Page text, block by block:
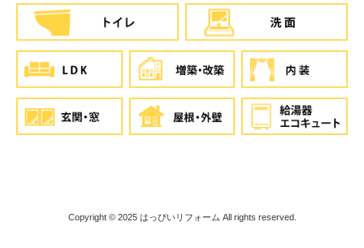
Copyright © 2025 はっぴいリフォーム All rights reserved.